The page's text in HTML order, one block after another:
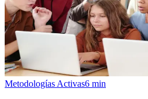
Metodologías Activas6 min